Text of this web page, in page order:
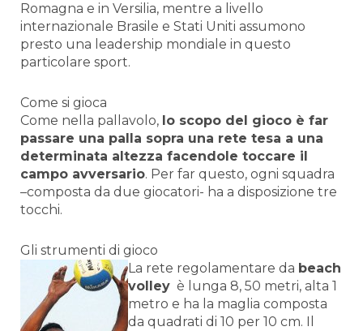
Romagna e in Versilia, mentre a livello
internazionale Brasile e Stati Uniti assumono
presto una leadership mondiale in questo
particolare sport.
Come si gioca
Come nella pallavolo, lo scopo del gioco è far
passare una palla sopra una rete tesa a una
determinata altezza facendole toccare il
campo avversario. Per far questo, ogni squadra
–composta da due giocatori- ha a disposizione tre
tocchi.
Gli strumenti di gioco
La rete regolamentare da beach
volley è lunga 8, 50 metri, alta 1
metro e ha la maglia composta
da quadrati di 10 per 10 cm. Il